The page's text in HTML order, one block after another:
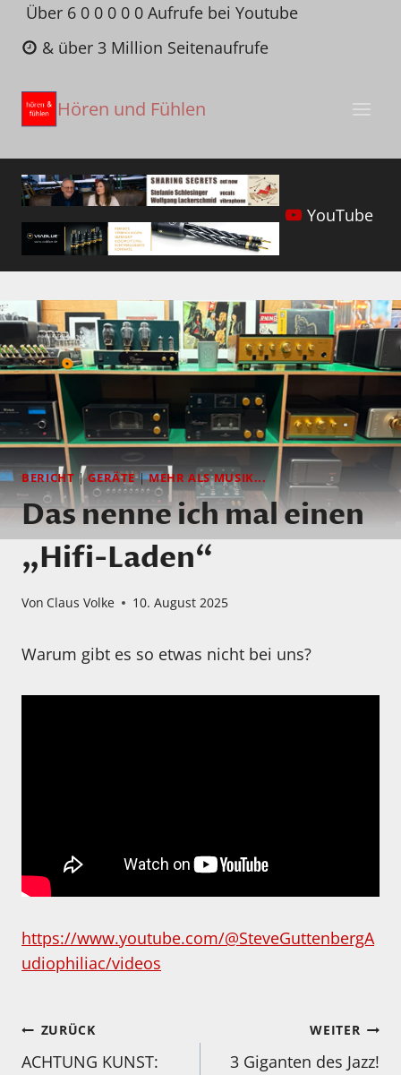
Zum
Inhalt
springen
Über 6 0 0 0 0 0 Aufrufe bei Youtube
& über 3 Million Seitenaufrufe
Hören und Fühlen
YouTube
BERICHT |GERÄTE|MEHR ALS MUSIK...
Das nenne ich mal einen
„Hifi-Laden“
Von Claus Volke 10. August 2025
Warum gibt es so etwas nicht bei uns?
https://www.youtube.com/@SteveGuttenbergA
udiophiliac/videos
Beitragsnavigation
ZURÜCK
ACHTUNG KUNST:
WEITER
3 Giganten des Jazz!